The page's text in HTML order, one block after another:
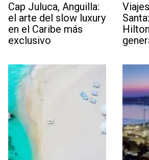
Cap Juluca, Anguilla:
el arte del slow luxury
en el Caribe más
exclusivo